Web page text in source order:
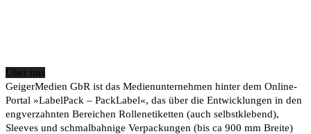
Über uns
GeigerMedien GbR ist das Medienunternehmen hinter dem Online-
Portal »LabelPack – PackLabel«, das über die Entwicklungen in den
engverzahnten Bereichen Rollenetiketten (auch selbstklebend),
Sleeves und schmalbahnige Verpackungen (bis ca 900 mm Breite)